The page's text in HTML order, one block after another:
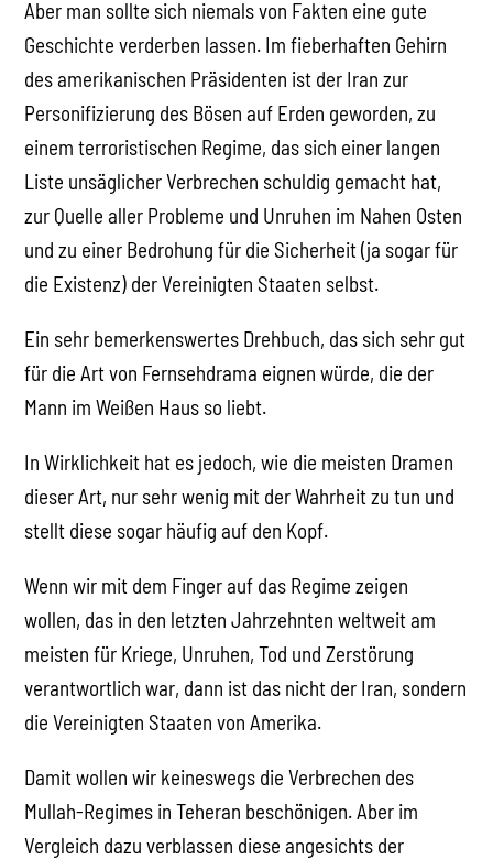
Aber man sollte sich niemals von Fakten eine gute
Geschichte verderben lassen. Im fieberhaften Gehirn
des amerikanischen Präsidenten ist der Iran zur
Personifizierung des Bösen auf Erden geworden, zu
einem terroristischen Regime, das sich einer langen
Liste unsäglicher Verbrechen schuldig gemacht hat,
zur Quelle aller Probleme und Unruhen im Nahen Osten
und zu einer Bedrohung für die Sicherheit (ja sogar für
die Existenz) der Vereinigten Staaten selbst.
Ein sehr bemerkenswertes Drehbuch, das sich sehr gut
für die Art von Fernsehdrama eignen würde, die der
Mann im Weißen Haus so liebt.
In Wirklichkeit hat es jedoch, wie die meisten Dramen
dieser Art, nur sehr wenig mit der Wahrheit zu tun und
stellt diese sogar häufig auf den Kopf.
Wenn wir mit dem Finger auf das Regime zeigen
wollen, das in den letzten Jahrzehnten weltweit am
meisten für Kriege, Unruhen, Tod und Zerstörung
verantwortlich war, dann ist das nicht der Iran, sondern
die Vereinigten Staaten von Amerika.
Damit wollen wir keineswegs die Verbrechen des
Mullah-Regimes in Teheran beschönigen. Aber im
Vergleich dazu verblassen diese angesichts der